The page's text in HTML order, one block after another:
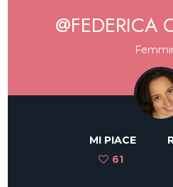
@FEDERICA
MI PIACE
61